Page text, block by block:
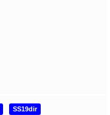
SS19dir